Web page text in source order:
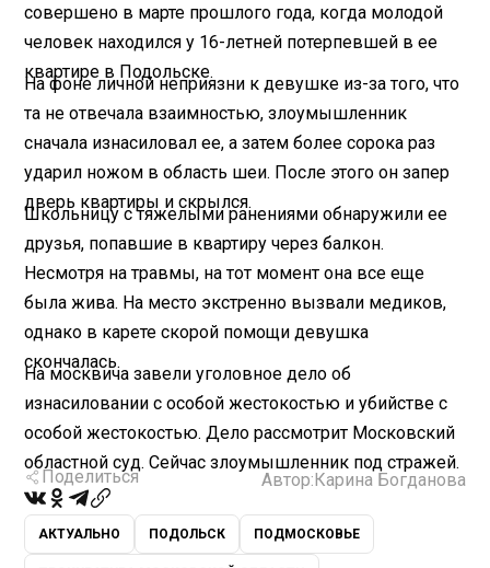
совершено в марте прошлого года, когда молодой
человек находился у 16-летней потерпевшей в ее
квартире в Подольске.
На фоне личной неприязни к девушке из-за того, что
та не отвечала взаимностью, злоумышленник
сначала изнасиловал ее, а затем более сорока раз
ударил ножом в область шеи. После этого он запер
дверь квартиры и скрылся.
Школьницу с тяжелыми ранениями обнаружили ее
друзья, попавшие в квартиру через балкон.
Несмотря на травмы, на тот момент она все еще
была жива. На место экстренно вызвали медиков,
однако в карете скорой помощи девушка
скончалась.
На москвича завели уголовное дело об
изнасиловании с особой жестокостью и убийстве с
особой жестокостью. Дело рассмотрит Московский
областной суд. Сейчас злоумышленник под стражей.
Поделиться Автор: Карина Богданова
АКТУАЛЬНО ПОДОЛЬСК ПОДМОСКОВЬЕ